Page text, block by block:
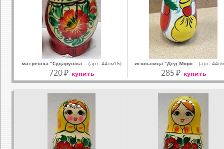
матрешка "Сударушка… (арт. 44пм16)
720₽ купить
игольница "Дед Моро… (арт.
285₽ купить